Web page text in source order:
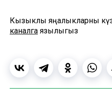
Кызыклы яңалыкларны
каналга язылыгыз